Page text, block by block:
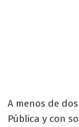
​A menos de
Pública y con